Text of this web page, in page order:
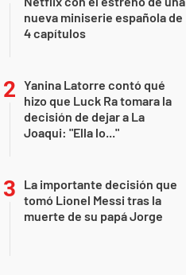
nueva miniserie española de
4 capítulos
Yanina Latorre contó qué
hizo que Luck Ra tomara la
decisión de dejar a La
Joaqui: "Ella lo..."
La importante decisión que
tomó Lionel Messi tras la
muerte de su papá Jorge